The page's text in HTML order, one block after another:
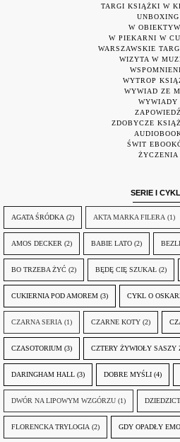
TARGI KSIĄŻKI W
UNBOXING
W
W PIEKARNI W
WARSZAWSKIE
WIZYTA W
WYTROP
WYWIAD ZE
WYWIADY
ZAPOWIEDŹ
ZDOBYCZE
ŚWIT
ŻYCZENIA
SERIE I
AGATA ŚRÓDKA (2) AKTA MARKA FILERA (1)
AMOS DECKER (2) BABIE LATO (2)
BO TRZEBA ŻYĆ (2) BĘDĘ CIĘ SZUKAŁ (2)
CUKIERNIA POD AMOREM (3) CYKL O
CZARNA SERIA (1) CZARNE KOTY (2)
CZASOTORIUM (3) CZTERY ŻYWIOŁY SASZY
DARINGHAM HALL (3) DOBRE MYŚLI (4)
DWÓR NA LIPOWYM WZGÓRZU (1)
FLORENCKA TRYLOGIA (2) GDY OPADŁY